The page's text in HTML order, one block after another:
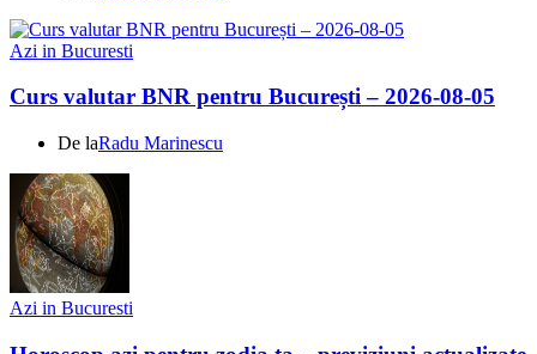
Azi in Bucuresti
Curs valutar BNR pentru București – 2026-08-05
De laRadu Marinescu
Azi in Bucuresti